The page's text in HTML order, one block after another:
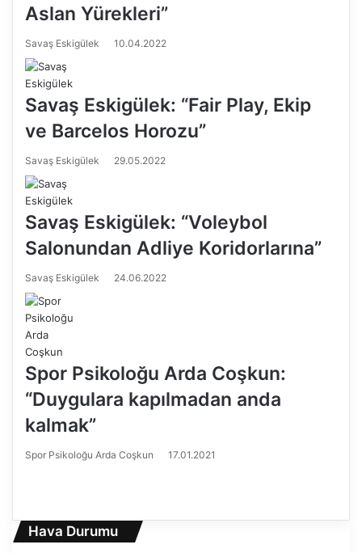
Aslan Yürekleri”
Savaş Eskigülek 10.04.2022
Savaş Eskigülek: “Fair Play, Ekip
ve Barcelos Horozu”
Savaş Eskigülek 29.05.2022
Savaş Eskigülek: “Voleybol
Salonundan Adliye Koridorlarına”
Savaş Eskigülek 24.06.2022
Spor Psikoloğu Arda Coşkun:
“Duygulara kapılmadan anda
kalmak”
Spor Psikoloğu Arda Coşkun 17.01.2021
e
k
n
r
Hava Durumu